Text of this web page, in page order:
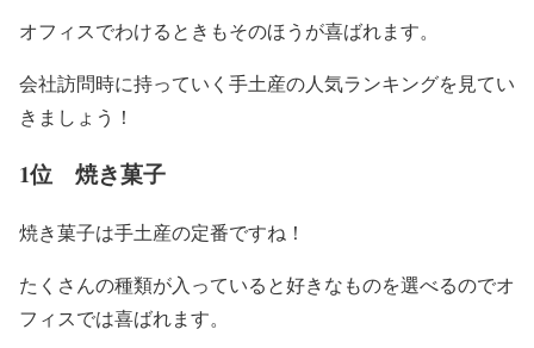
オフィスでわけるときもそのほうが喜ばれます。
会社訪問時に持っていく手土産の人気ランキングを見てい
きましょう！
1位 焼き菓子
焼き菓子は手土産の定番ですね！
たくさんの種類が入っていると好きなものを選べるのでオ
フィスでは喜ばれます。